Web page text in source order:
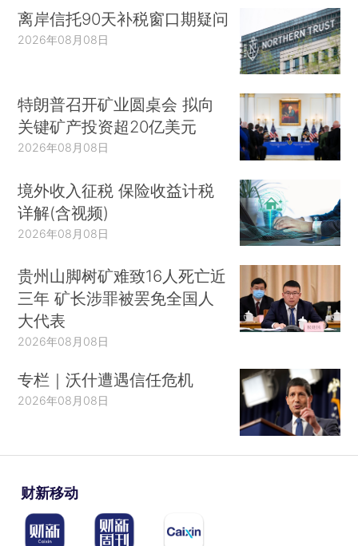
离岸信托90天补税窗口期疑问
2026年08月08日
特朗普召开矿业圆桌会 拟向
关键矿产投资超20亿美元
2026年08月08日
境外收入征税 保险收益计税
详解(含视频)
2026年08月08日
贵州山脚树矿难致16人死亡近
三年 矿长涉罪被罢免全国人
大代表
2026年08月08日
专栏｜沃什遭遇信任危机
2026年08月08日
财新移动